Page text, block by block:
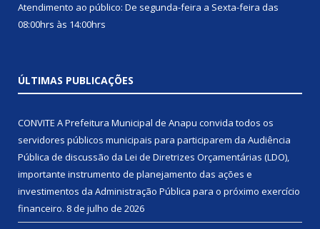
Atendimento ao público: De segunda-feira a Sexta-feira das
08:00hrs às 14:00hrs
ÚLTIMAS PUBLICAÇÕES
CONVITE A Prefeitura Municipal de Anapu convida todos os
servidores públicos municipais para participarem da Audiência
Pública de discussão da Lei de Diretrizes Orçamentárias (LDO),
importante instrumento de planejamento das ações e
investimentos da Administração Pública para o próximo exercício
financeiro. 8 de julho de 2026